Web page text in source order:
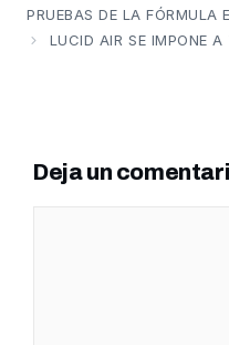
PRUEBAS DE LA FÓRMULA E
LUCID AIR SE IMPONE
Deja un